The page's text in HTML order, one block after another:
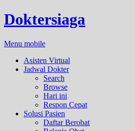
Doktersiaga
Menu mobile
Asisten Virtual
Jadwal Dokter
Search
Browse
Hari ini
Respon Cepat
Solusi Pasien
Daftar Berobat